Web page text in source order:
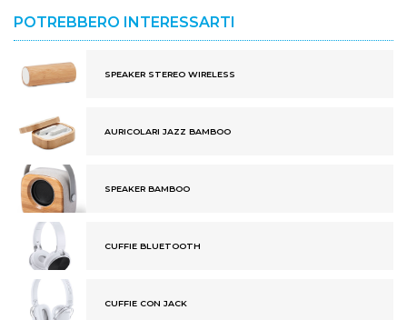
POTREBBERO INTERESSARTI
SPEAKER STEREO WIRELESS
AURICOLARI JAZZ BAMBOO
SPEAKER BAMBOO
CUFFIE BLUETOOTH
CUFFIE CON JACK